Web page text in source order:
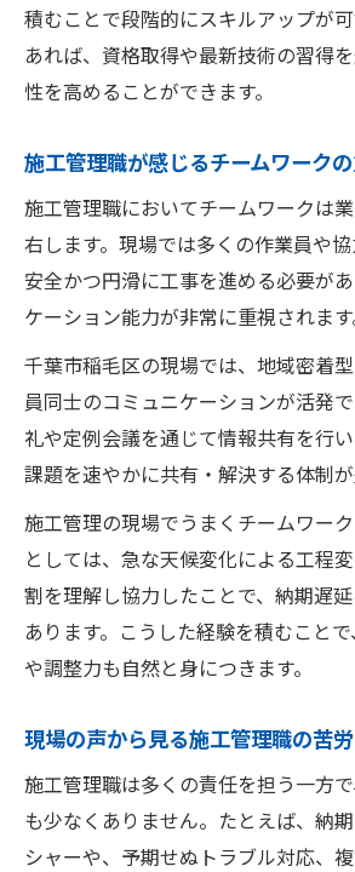
積むことで段階的にスキルアップが
あれば、資格取得や最新技術の習得
性を高めることができます。
施工管理職が感じるチームワーク
施工管理職においてチームワークは
右します。現場では多くの作業員や協
安全かつ円滑に工事を進める必要が
ケーション能力が非常に重視されます
千葉市稲毛区の現場では、地域密着
員同士のコミュニケーションが活発
礼や定例会議を通じて情報共有を行
課題を速やかに共有・解決する体制が
施工管理の現場でうまくチームワー
としては、急な天候変化による工程
割を理解し協力したことで、納期遅
あります。こうした経験を積むこと
や調整力も自然と身につきます。
現場の声から見る施工管理職の苦
施工管理職は多くの責任を担う一方
も少なくありません。たとえば、納
シャーや、予期せぬトラブル対応、